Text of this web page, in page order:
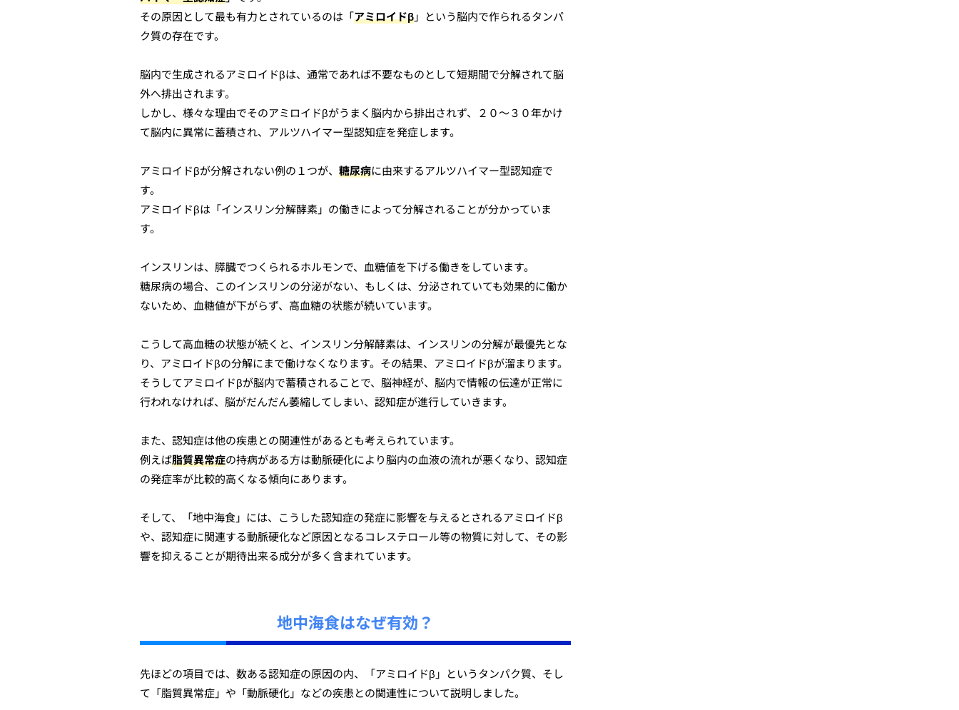
その原因として最も有力とされているのは「アミロイドβ」という脳内で作られるタンパ
ク質の存在です。
脳内で生成されるアミロイドβは、通常であれば不要なものとして短期間で分解されて脳
外へ排出されます。
しかし、様々な理由でそのアミロイドβがうまく脳内から排出されず、２０〜３０年かけ
て脳内に異常に蓄積され、アルツハイマー型認知症を発症します。
アミロイドβが分解されない例の１つが、 糖尿病に由来するアルツハイマー型認知症で
す。
アミロイドβは「インスリン分解酵素」の働きによって分解されることが分かっていま
す。
インスリンは、膵臓でつくられるホルモンで、血糖値を下げる働きをしています。
糖尿病の場合、このインスリンの分泌がない、もしくは、分泌されていても効果的に働か
ないため、血糖値が下がらず、高血糖の状態が続いています。
こうして高血糖の状態が続くと、インスリン分解酵素は、インスリンの分解が最優先とな
り、アミロイドβの分解にまで働けなくなります。その結果、アミロイドβが溜まります。
そうしてアミロイドβが脳内で蓄積されることで、脳神経が、脳内で情報の伝達が正常に
行われなければ、脳がだんだん萎縮してしまい、認知症が進行していきます。
また、認知症は他の疾患との関連性があるとも考えられています。
例えば脂質異常症の持病がある方は動脈硬化により脳内の血液の流れが悪くなり、認知症
の発症率が比較的高くなる傾向にあります。
そして、「地中海食」には、こうした認知症の発症に影響を与えるとされるアミロイドβ
や、認知症に関連する動脈硬化など原因となるコレステロール等の物質に対して、その影
響を抑えることが期待出来る成分が多く含まれています。
地中海食はなぜ有効？
先ほどの項目では、数ある認知症の原因の内、「アミロイドβ」というタンパク質、そし
て「脂質異常症」や「動脈硬化」などの疾患との関連性について説明しました。